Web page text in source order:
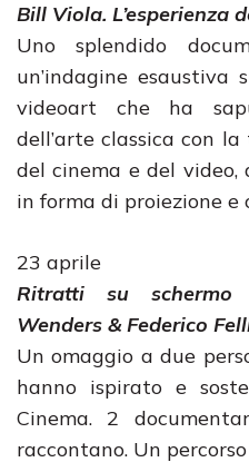
Bill Viola. L’esperienza
Uno splendido
un’indagine
videoart che ha
dell’arte classica con
del cinema e del
in forma di proiezione
23 aprile
Ritratti su schermo
Wenders & Federico
Un omaggio a due
hanno ispirato e
Cinema. 2
raccontano. Un